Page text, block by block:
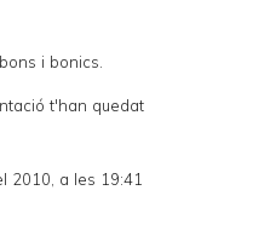
i bonics.
t'han quedat
2010, a les 19:41